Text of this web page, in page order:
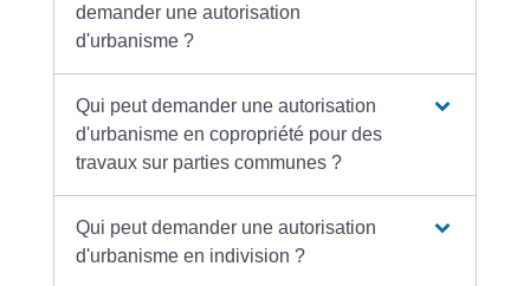
demander une autorisation
d'urbanisme ?
Qui peut demander une autorisation
d'urbanisme en copropriété pour des
travaux sur parties communes ?
Qui peut demander une autorisation
d'urbanisme en indivision ?